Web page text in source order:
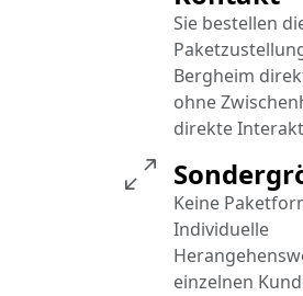
Sie bestellen
Bergheim
ohne
direkte
Keine
Individuelle
einzelnen